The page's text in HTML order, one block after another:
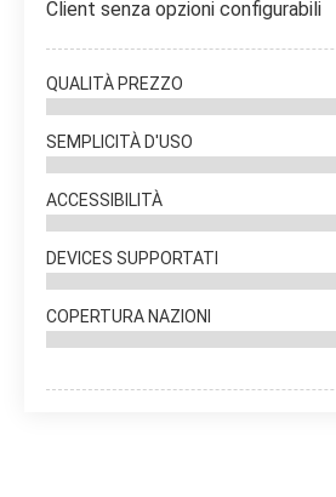
Client senza opzioni configurabili
QUALITÀ PREZZO
SEMPLICITÀ D'USO
ACCESSIBILITÀ
DEVICES SUPPORTATI
COPERTURA NAZIONI